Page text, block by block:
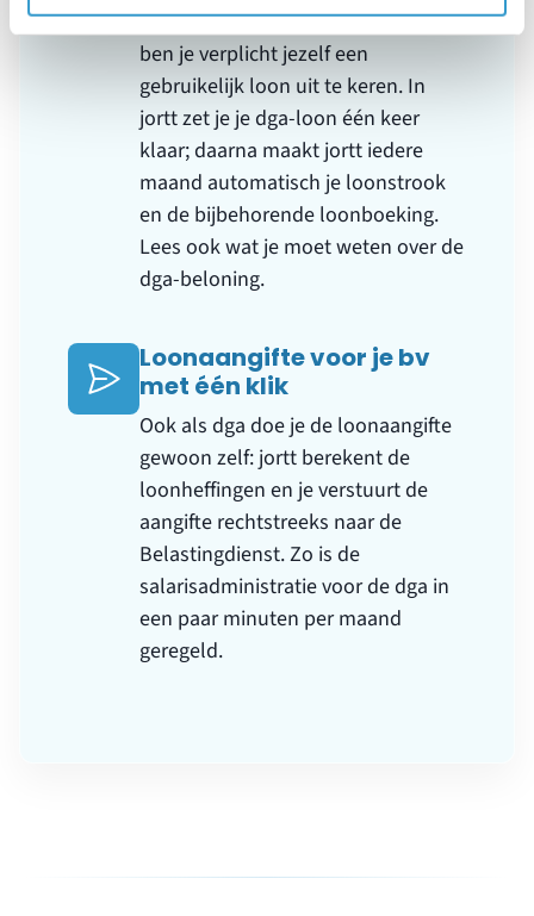
Als directeur-grootaandeelhouder
ben je verplicht jezelf een
gebruikelijk loon uit te keren. In
jortt zet je je dga-loon één keer
klaar; daarna maakt jortt iedere
maand automatisch je loonstrook
en de bijbehorende loonboeking.
Lees ook wat je moet weten over de
dga-beloning.
Loonaangifte voor je bv
met één klik
Ook als dga doe je de loonaangifte
gewoon zelf: jortt berekent de
loonheffingen en je verstuurt de
aangifte rechtstreeks naar de
Belastingdienst. Zo is de
salarisadministratie voor de dga in
een paar minuten per maand
geregeld.